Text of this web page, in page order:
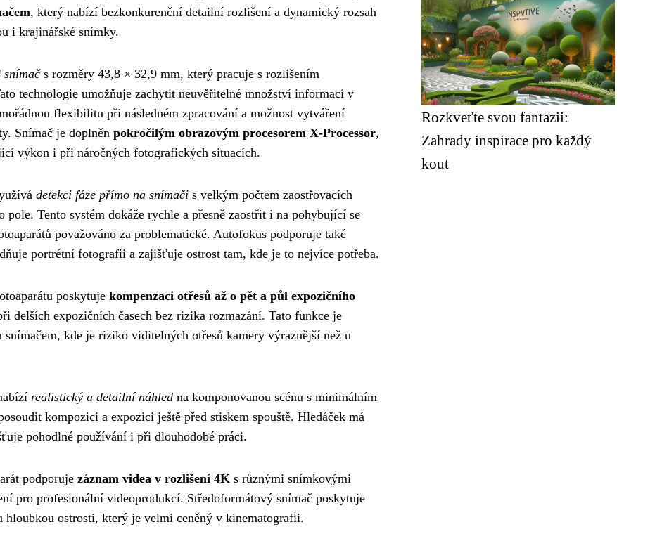
, který nabízí bezkonkurenční detailní rozlišení a dynamický rozsah
i krajinářské snímky.
snímačs rozměry 43,8 × 32,9 mm, který pracuje s rozlišením
technologie umožňuje zachytit neuvěřitelné množství informací v
flexibilitu při následném zpracování a možnost vytváření
Snímač je doplněn pokročilým obrazovým procesorem X-Processor,
výkon i při náročných fotografických situacích.
detekci fáze přímo na snímači s velkým počtem zaostřovacích
pole. Tento systém dokáže rychle a přesně zaostřit i na pohybující se
považováno za problematické. Autofokus podporuje také
portrétní fotografii a zajišťuje ostrost tam, kde je to nejvíce potřeba.
poskytuje kompenzaci otřesů až o pět a půl expozičního
delších expozičních časech bez rizika rozmazání. Tato funkce je
kde je riziko viditelných otřesů kamery výraznější než u
realistický a detailní náhled na komponovanou scénu s minimálním
kompozici a expozici ještě před stiskem spouště. Hledáček má
pohodlné používání i při dlouhodobé práci.
podporuje záznam videa v rozlišení 4K s různými snímkovými
pro profesionální videoprodukcí. Středoformátový snímač poskytuje
ostrosti, který je velmi ceněný v kinematografii.
Rozkveťte svou fantazii:
Zahrady inspirace pro každý
kout